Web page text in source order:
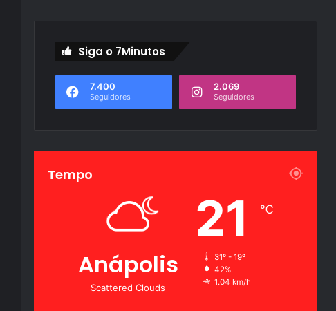
Siga o 7Minutos
7.400
Seguidores
2.069
Seguidores
Tempo
Anápolis
Scattered Clouds
21 ℃
31º - 19º
42%
1.04 km/h